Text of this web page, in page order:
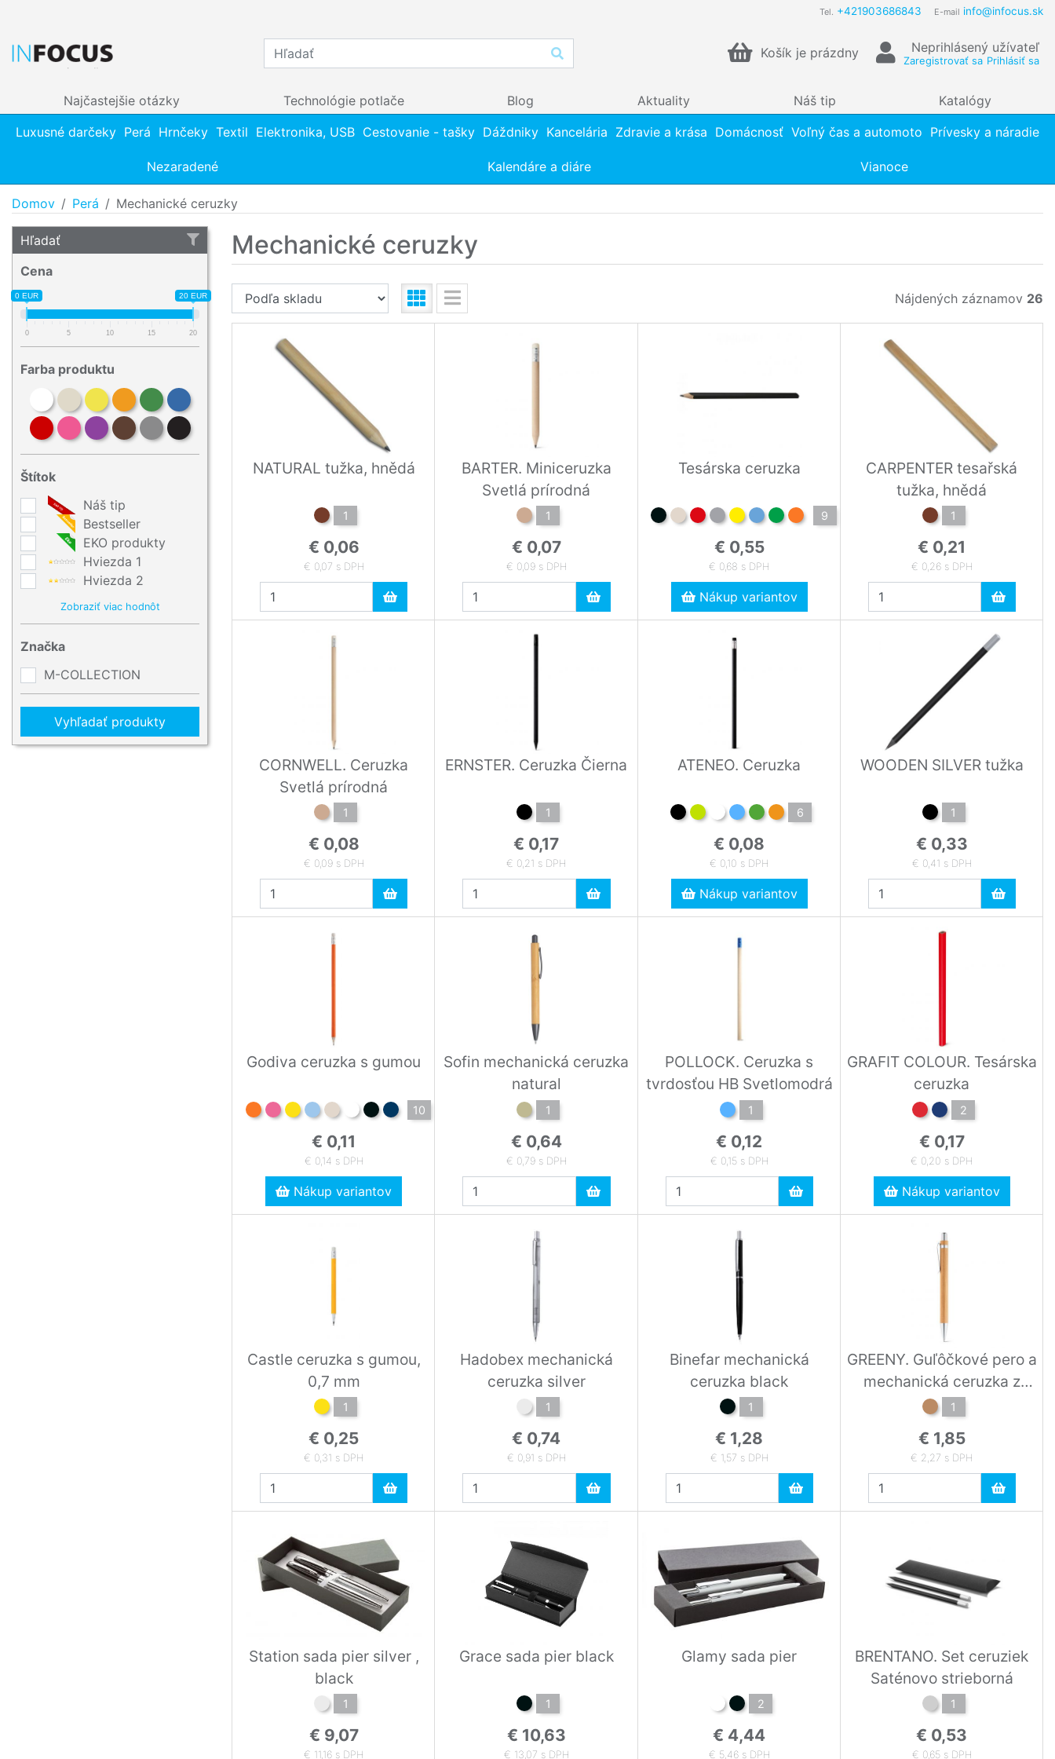
Tel. +421903686843 E-mail info@infocus.sk
Košík je prázdny Neprihlásený užívateľ
Zaregistrovať sa Prihlásiť sa
Najčastejšie otázky Technológie potlače Blog Aktuality Náš tip
Katalógy
Luxusné darčeky Perá Hrnčeky Textil Elektronika, USB Cestovanie - tašky Dáždniky Kancelária Zdravie a krása Domácnosť Voľný čas a automoto Prívesky a náradie
Nezaradené Kalendáre a diáre Vianoce
Domov Perá Mechanické ceruzky
Hľadať
Cena
0 EUR 20 EUR
0 5 10 15 20
Farba produktu
Štítok
Náš tip
Bestseller
EKO produkty
Hviezda 1
Hviezda 2
Zobraziť viac hodnôt
Značka
M-COLLECTION
Vyhľadať produkty
Mechanické ceruzky
Nájdených záznamov 26
NATURAL tužka, hnědá
1
€ 0,06
€ 0,07 s DPH
BARTER. Miniceruzka
Svetlá prírodná
1
€ 0,07
€ 0,09 s DPH
Tesárska ceruzka
9
€ 0,55
€ 0,68 s DPH
Nákup variantov
CARPENTER tesařská
tužka, hnědá
1
€ 0,21
€ 0,26 s DPH
CORNWELL. Ceruzka
Svetlá prírodná
1
€ 0,08
€ 0,09 s DPH
ERNSTER. Ceruzka Čierna
1
€ 0,17
€ 0,21 s DPH
ATENEO. Ceruzka
6
€ 0,08
€ 0,10 s DPH
Nákup variantov
WOODEN SILVER tužka
1
€ 0,33
€ 0,41 s DPH
Godiva ceruzka s gumou
10
€ 0,11
€ 0,14 s DPH
Nákup variantov
Sofin mechanická ceruzka
natural
1
€ 0,64
€ 0,79 s DPH
POLLOCK. Ceruzka s
tvrdosťou HB Svetlomodrá
1
€ 0,12
€ 0,15 s DPH
GRAFIT COLOUR. Tesárska
ceruzka
2
€ 0,17
€ 0,20 s DPH
Nákup variantov
Castle ceruzka s gumou,
0,7 mm
1
€ 0,25
€ 0,31 s DPH
Hadobex mechanická
ceruzka silver
1
€ 0,74
€ 0,91 s DPH
Binefar mechanická
ceruzka black
1
€ 1,28
€ 1,57 s DPH
GREENY. Guľôčkové pero a
mechanická ceruzka z
bambusu Prírodná
1
€ 1,85
€ 2,27 s DPH
Station sada pier silver ,
black
1
€ 9,07
€ 11,16 s DPH
Grace sada pier black
1
€ 10,63
€ 13,07 s DPH
Glamy sada pier
2
€ 4,44
€ 5,46 s DPH
BRENTANO. Set ceruziek
Saténovo strieborná
1
€ 0,53
€ 0,65 s DPH